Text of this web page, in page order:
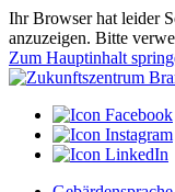
Ihr Browser hat leider
anzuzeigen. Bitte
Zum Hauptinhalt